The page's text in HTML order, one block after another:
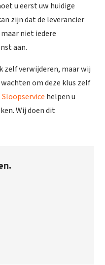
u eerst uw huidige
zijn dat de leverancier
niet iedere
aan.
zelf verwijderen, maar wij
om deze klus zelf
Sloopservice helpen u
Wij doen dit